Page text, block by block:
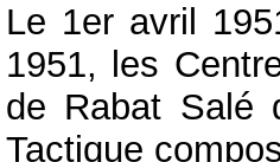
Le 1er avril
1951, les
de Rabat Salé
Tactique